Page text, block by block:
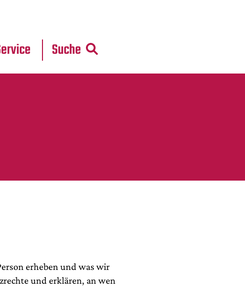
Suche
erheben und was wir
und erklären, an wen